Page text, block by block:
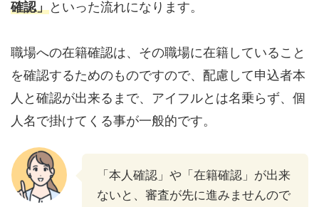
確認」といった流れになります。
職場への在籍確認は、その職場に在籍していること
を確認するためのものですので、配慮して申込者本
人と確認が出来るまで、アイフルとは名乗らず、個
人名で掛けてくる事が一般的です。
「本人確認」や「在籍確認」が出来
ないと、審査が先に進みませんので